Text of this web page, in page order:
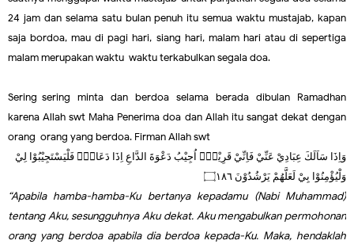
24 jam dan selama satu bulan penuh itu semua waktu mustajab, kapan
saja bordoa, mau di pagi hari, siang hari, malam hari atau di sepertiga
malam merupakan waktu-waktu terkabulkan segala doa.
Sering-sering minta dan berdoa selama berada dibulan Ramadhan
karena Allah swt Maha Penerima doa dan Allah itu sangat dekat dengan
orang-orang yang berdoa. Firman Allah swt
وَاِذَا سَاَلَكَ عِبَادِيْ عَنِّيْ فَاِنِّيْ قَرِيْبٌۗ اُجِيْبُ دَعْوَةَ الدَّاعِ اِذَا دَعَانِۙ فَلْيَسْتَجِيْبُوْا لِيْ
وَلْيُؤْمِنُوْا بِيْ لَعَلَّهُمْ يَرْشُدُوْنَ ۝١٨٦
“Apabila hamba-hamba-Ku bertanya kepadamu (Nabi Muhammad)
tentang Aku, sesungguhnya Aku dekat. Aku mengabulkan permohonan
orang yang berdoa apabila dia berdoa kepada-Ku. Maka, hendaklah